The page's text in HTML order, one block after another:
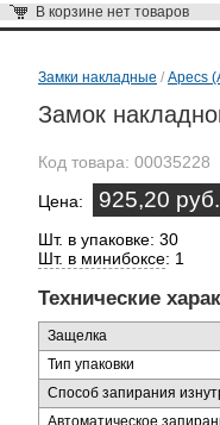
В корзине нет товаров
Замки накладные / Apecs
Замок
Код товара: 00035228
Цена: 925,20 руб.
Шт. в упаковке: 30
Шт. в минибоксе: 1
Технические
Защелка
Тип упаковки
Способ запирания
Автоматическое